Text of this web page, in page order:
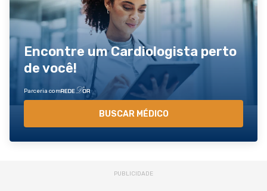
Encontre um Cardiologista perto
de você!
Parceria com
BUSCAR MÉDICO